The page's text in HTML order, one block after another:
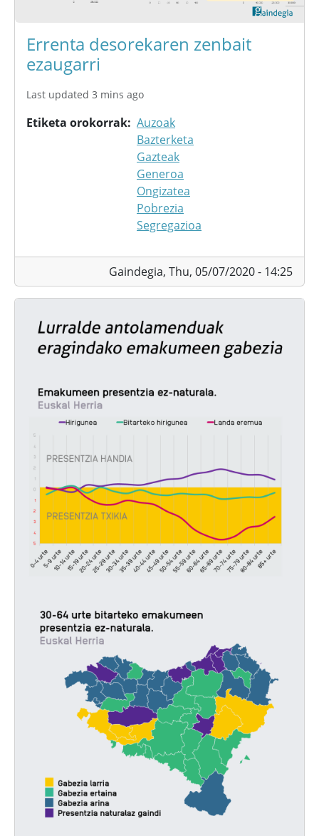
Errenta desorekaren zenbait
ezaugarri
Last updated 3 mins ago
Etiketa orokorrak Auzoak
Bazterketa
Gazteak
Generoa
Ongizatea
Pobrezia
Segregazioa
Gaindegia, Thu, 05/07/2020 - 14:25